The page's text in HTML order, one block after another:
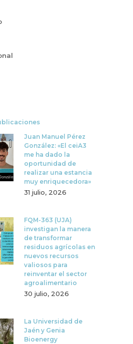
Juan Manuel Pérez
González: «El ceiA3
me ha dado la
oportunidad de
realizar una estancia
muy enriquecedora»
31 julio, 2026
FQM-363 (UJA)
investigan la manera
de transformar
residuos agrícolas en
nuevos recursos
valiosos para
reinventar el sector
agroalimentario
30 julio, 2026
La Universidad de
Jaén y Genia
Bioenergy